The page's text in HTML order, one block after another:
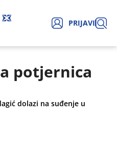
PRIJAVI
potjernica
dolazi na suđenje u